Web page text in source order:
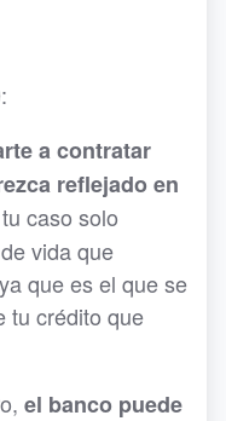
a contratar
reflejado en
caso solo
vida que
que es el que se
tu crédito que
el banco puede